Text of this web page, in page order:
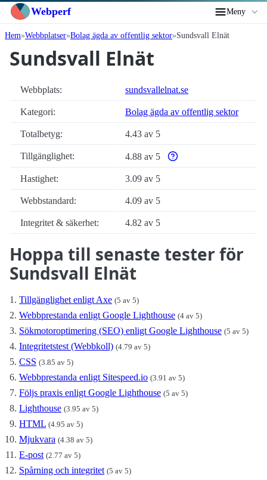
Webperf Meny
Hem Webbplatser Bolag ägda av offentlig sektor Sundsvall Elnät
Sundsvall Elnät
Webbplats: sundsvallelnat.se
Kategori: Bolag ägda av offentlig sektor
Totalbetyg: 4.43 av 5
Tillgänglighet: 4.88 av 5
Varför enbart
Hastighet:
3.09 av 5
Webbstandard: 4.09 av 5
Integritet & säkerhet: 4.82 av 5
Hoppa till senaste tester för
Sundsvall Elnät
Tillgänglighet enligt Axe (5 av 5)
Webbprestanda enligt Google Lighthouse (4 av 5)
Sökmotoroptimering (SEO) enligt Google Lighthouse (5 av 5)
Integritetstest (Webbkoll) (4.79 av 5)
CSS (3.85 av 5)
Webbprestanda enligt Sitespeed.io (3.91 av 5)
Följs praxis enligt Google Lighthouse (5 av 5)
Lighthouse (3.95 av 5)
HTML (4.95 av 5)
Mjukvara (4.38 av 5)
E-post (2.77 av 5)
Spårning och integritet (5 av 5)